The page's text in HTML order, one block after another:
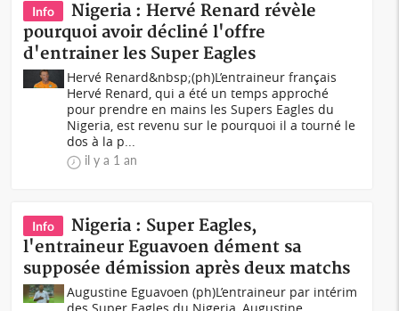
Info
Nigeria : Hervé Renard révèle
pourquoi avoir décliné l'offre
d'entrainer les Super Eagles
Hervé Renard&nbsp;(ph)L’entraineur français
Hervé Renard, qui a été un temps approché
pour prendre en mains les Supers Eagles du
Nigeria, est revenu sur le pourquoi il a tourné le
dos à la p...
il y a 1 an
Info
Nigeria : Super Eagles,
l'entraineur Eguavoen dément sa
supposée démission après deux matchs
Augustine Eguavoen (ph)L’entraineur par intérim